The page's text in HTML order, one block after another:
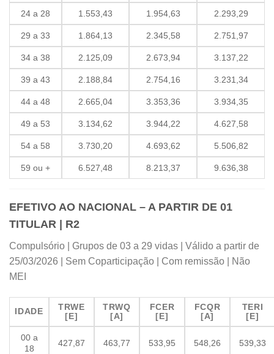
24 a 28 1.553,43 1.954,63 2.293,29
29 a 33 1.864,13 2.345,58 2.751,97
34 a 38 2.125,09 2.673,94 3.137,22
39 a 43 2.188,84 2.754,16 3.231,34
44 a 48 2.665,04 3.353,36 3.934,35
49 a 53 3.134,62 3.944,22 4.627,58
54 a 58 3.730,20 4.693,62 5.506,82
59 ou + 6.527,48 8.213,37 9.636,38
EFETIVO AO NACIONAL – A PARTIR DE 01
TITULAR | R2
Compulsório | Grupos de 03 a 29 vidas | Válido a partir de
25/03/2026 | Sem Coparticipação | Com remissão | Não
MEI
IDADE
TRWE
[E]
TRWQ
[A]
FCER
[E]
FCQR
[A]
TERI
[E]
00 a
18
427,87 463,77 533,95 548,26 539,33